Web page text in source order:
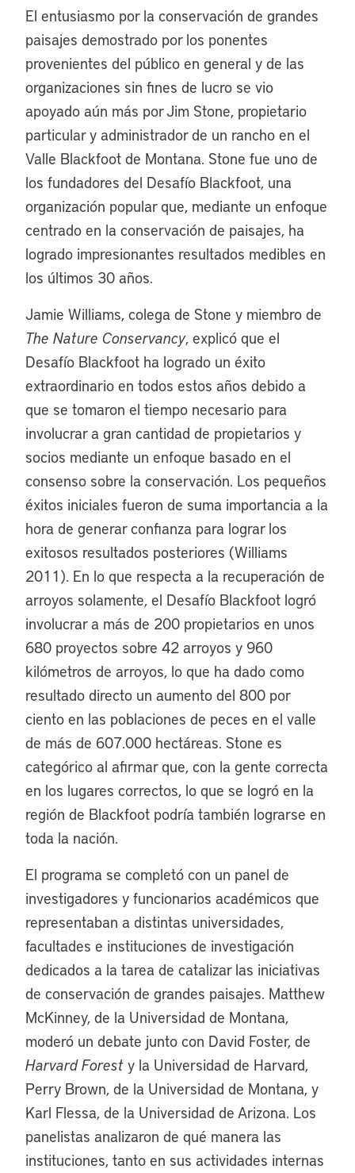
El entusiasmo por la conservación de grandes
paisajes demostrado por los ponentes
provenientes del público en general y de las
organizaciones sin fines de lucro se vio
apoyado aún más por Jim Stone, propietario
particular y administrador de un rancho en el
Valle Blackfoot de Montana. Stone fue uno de
los fundadores del Desafío Blackfoot, una
organización popular que, mediante un enfoque
centrado en la conservación de paisajes, ha
logrado impresionantes resultados medibles en
los últimos 30 años.
Jamie Williams, colega de Stone y miembro de
The Nature Conservancy, explicó que el
Desafío Blackfoot ha logrado un éxito
extraordinario en todos estos años debido a
que se tomaron el tiempo necesario para
involucrar a gran cantidad de propietarios y
socios mediante un enfoque basado en el
consenso sobre la conservación. Los pequeños
éxitos iniciales fueron de suma importancia a la
hora de generar confianza para lograr los
exitosos resultados posteriores (Williams
2011). En lo que respecta a la recuperación de
arroyos solamente, el Desafío Blackfoot logró
involucrar a más de 200 propietarios en unos
680 proyectos sobre 42 arroyos y 960
kilómetros de arroyos, lo que ha dado como
resultado directo un aumento del 800 por
ciento en las poblaciones de peces en el valle
de más de 607.000 hectáreas. Stone es
categórico al afirmar que, con la gente correcta
en los lugares correctos, lo que se logró en la
región de Blackfoot podría también lograrse en
toda la nación.
El programa se completó con un panel de
investigadores y funcionarios académicos que
representaban a distintas universidades,
facultades e instituciones de investigación
dedicados a la tarea de catalizar las iniciativas
de conservación de grandes paisajes. Matthew
McKinney, de la Universidad de Montana,
moderó un debate junto con David Foster, de
Harvard Forest y la Universidad de Harvard,
Perry Brown, de la Universidad de Montana, y
Karl Flessa, de la Universidad de Arizona. Los
panelistas analizaron de qué manera las
instituciones, tanto en sus actividades internas